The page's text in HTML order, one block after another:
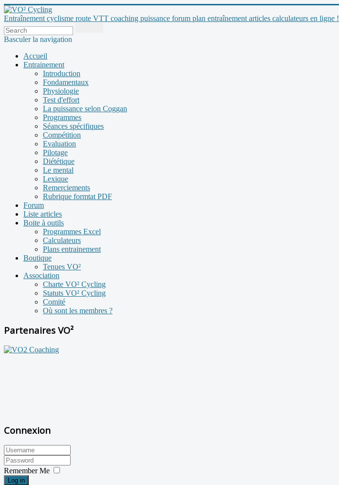
Entraînement cyclisme route VTT coaching puissance forum plan entraînement articles calculateurs en ligne !
Basculer la navigation
Accueil
Entrainement
Introduction
Fondamentaux
Physiologie
Test d'effort
La puissance selon Coggan
Programmes
Séances spécifiques
Compétition
Evaluation
Pilotage
Diététique
Le mental
Lexique
Remerciements
Rubrique formtat PDF
Forum
Liste articles
Boite à outils
Programmes Excel
Calculateurs
Plans entrainement
Boutique
Tenues VO²
Association
Charte VO² Cycling
Statuts VO² Cycling
Comité
Où sont les membres ?
Partenaires VO²
Connexion
Remember Me
Log in